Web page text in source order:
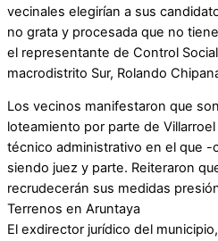
vecinales elegirían a sus
no grata y procesada que no
el representante de Control
macrodistrito Sur, Rolando
Los vecinos manifestaron que
loteamiento por parte de
técnico administrativo en el que -
siendo juez y parte. Reiteraron
recrudecerán sus medidas
Terrenos en Aruntaya
El exdirector jurídico del